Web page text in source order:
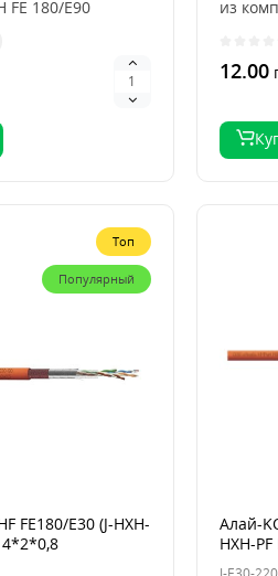
FE 180/E90
из
12.00
Топ
Популярный
FE180/E30 (J-HXH-
4*2*0,8
Алай-
HXH-